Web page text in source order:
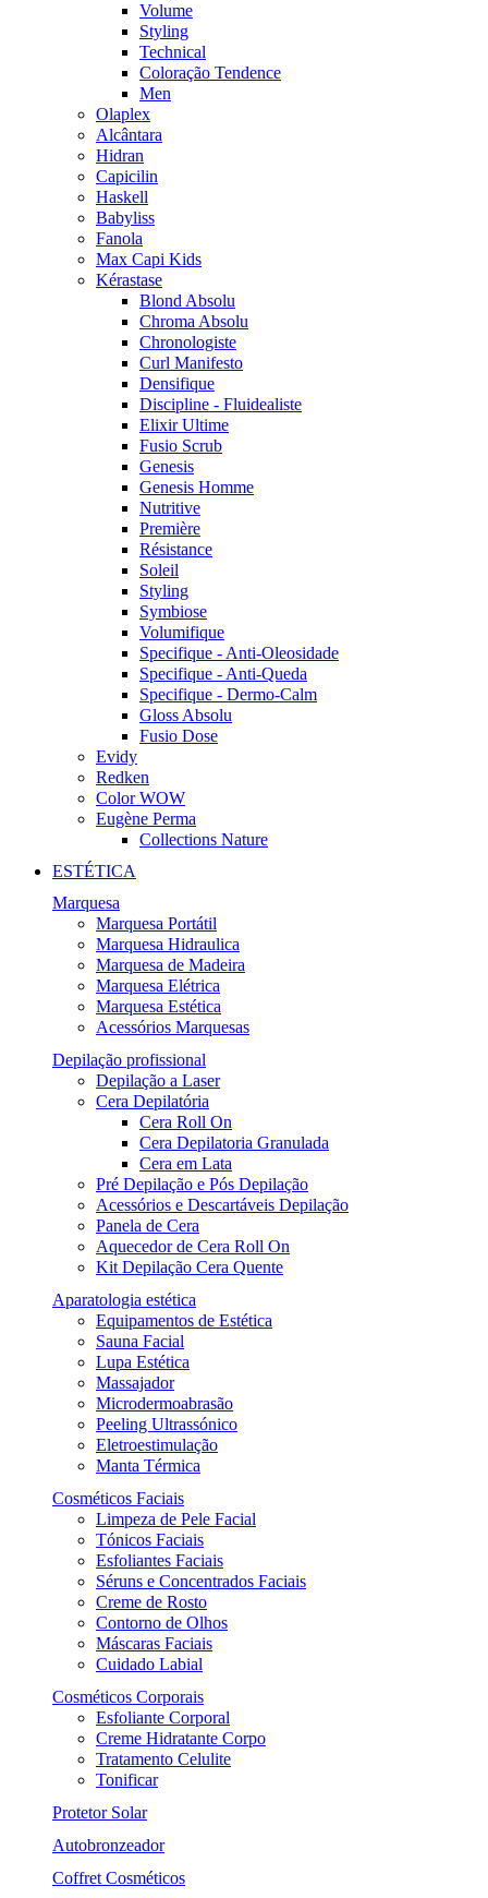
Volume
Styling
Technical
Coloração Tendence
Men
Olaplex
Alcântara
Hidran
Capicilin
Haskell
Babyliss
Fanola
Max Capi Kids
Kérastase
Blond Absolu
Chroma Absolu
Chronologiste
Curl Manifesto
Densifique
Discipline - Fluidealiste
Elixir Ultime
Fusio Scrub
Genesis
Genesis Homme
Nutritive
Première
Résistance
Soleil
Styling
Symbiose
Volumifique
Specifique - Anti-Oleosidade
Specifique - Anti-Queda
Specifique - Dermo-Calm
Gloss Absolu
Fusio Dose
Evidy
Redken
Color WOW
Eugène Perma
Collections Nature
ESTÉTICA
Marquesa
Marquesa Portátil
Marquesa Hidraulica
Marquesa de Madeira
Marquesa Elétrica
Marquesa Estética
Acessórios Marquesas
Depilação profissional
Depilação a Laser
Cera Depilatória
Cera Roll On
Cera Depilatoria Granulada
Cera em Lata
Pré Depilação e Pós Depilação
Acessórios e Descartáveis Depilação
Panela de Cera
Aquecedor de Cera Roll On
Kit Depilação Cera Quente
Aparatologia estética
Equipamentos de Estética
Sauna Facial
Lupa Estética
Massajador
Microdermoabrasão
Peeling Ultrassónico
Eletroestimulação
Manta Térmica
Cosméticos Faciais
Limpeza de Pele Facial
Tónicos Faciais
Esfoliantes Faciais
Séruns e Concentrados Faciais
Creme de Rosto
Contorno de Olhos
Máscaras Faciais
Cuidado Labial
Cosméticos Corporais
Esfoliante Corporal
Creme Hidratante Corpo
Tratamento Celulite
Tonificar
Protetor Solar
Autobronzeador
Coffret Cosméticos